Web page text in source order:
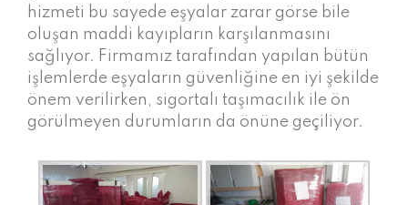
hizmeti bu sayede eşyalar zarar görse bile
oluşan maddi kayıpların karşılanmasını
sağlıyor. Firmamız tarafından yapılan bütün
işlemlerde eşyaların güvenliğine en iyi şekilde
önem verilirken, sigortalı taşımacılık ile ön
görülmeyen durumların da önüne geçiliyor.